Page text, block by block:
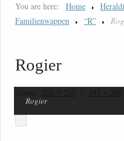
You are here: Home
Familienwappen
“R”
Rogier
150 × 150 247 × 300
Rogier